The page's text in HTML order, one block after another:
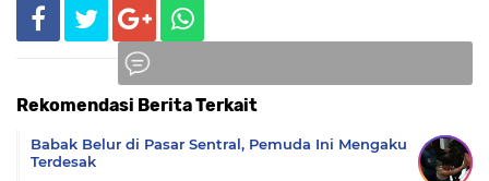
Rekomendasi Berita Terkait
Babak Belur di Pasar Sentral, Pemuda Ini Mengaku
Terdesak